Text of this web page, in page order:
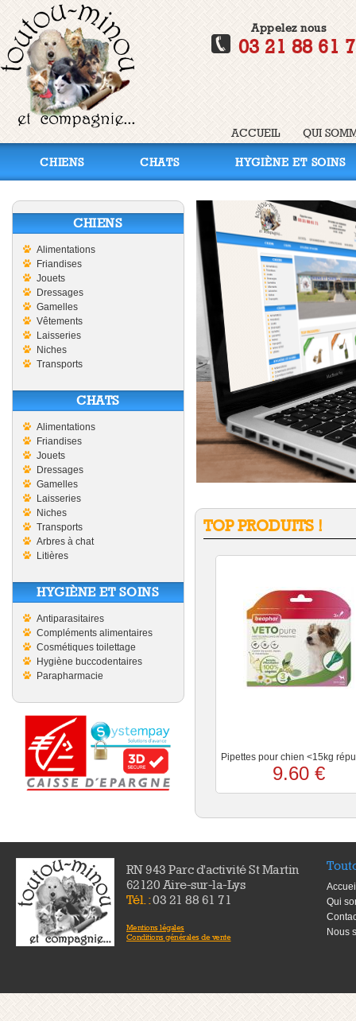
Appelez nous
03 21 88 61
ACCUEIL QUI
CHIENS CHATS HYGIÈNE ET SOINS
CHIENS
Alimentations
Friandises
Jouets
Dressages
Gamelles
Vêtements
Laisseries
Niches
Transports
CHATS
Alimentations
Friandises
Jouets
Dressages
Gamelles
Laisseries
Niches
Transports
Arbres à chat
Litières
HYGIÈNE ET SOINS
Antiparasitaires
Compléments alimentaires
Cosmétiques toilettage
Hygiène buccodentaires
Parapharmacie
TOP PRODUITS !
Pipettes pour chien <15kg
9.60 €
RN 943 Parc d'activité St Martin
62120 Aire-sur-la-Lys
Tél. :03 21 88 61 71
Mentions légales
Conditions générales de vente
Qui
Nous